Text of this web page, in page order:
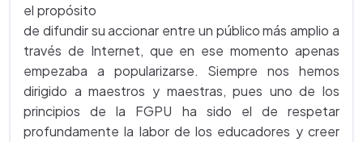
el propósito
de difundir su accionar entre un público más amplio a
través de Internet, que en ese momento apenas
empezaba a popularizarse. Siempre nos hemos
dirigido a maestros y maestras, pues uno de los
principios de la FGPU ha sido el de respetar
profundamente la labor de los educadores y creer